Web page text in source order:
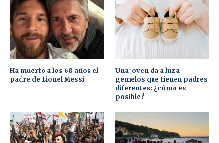
Ha muerto a los 68 años el
padre de Lionel Messi
Una joven da a luz a
gemelos que tienen padres
diferentes: ¿cómo es
posible?